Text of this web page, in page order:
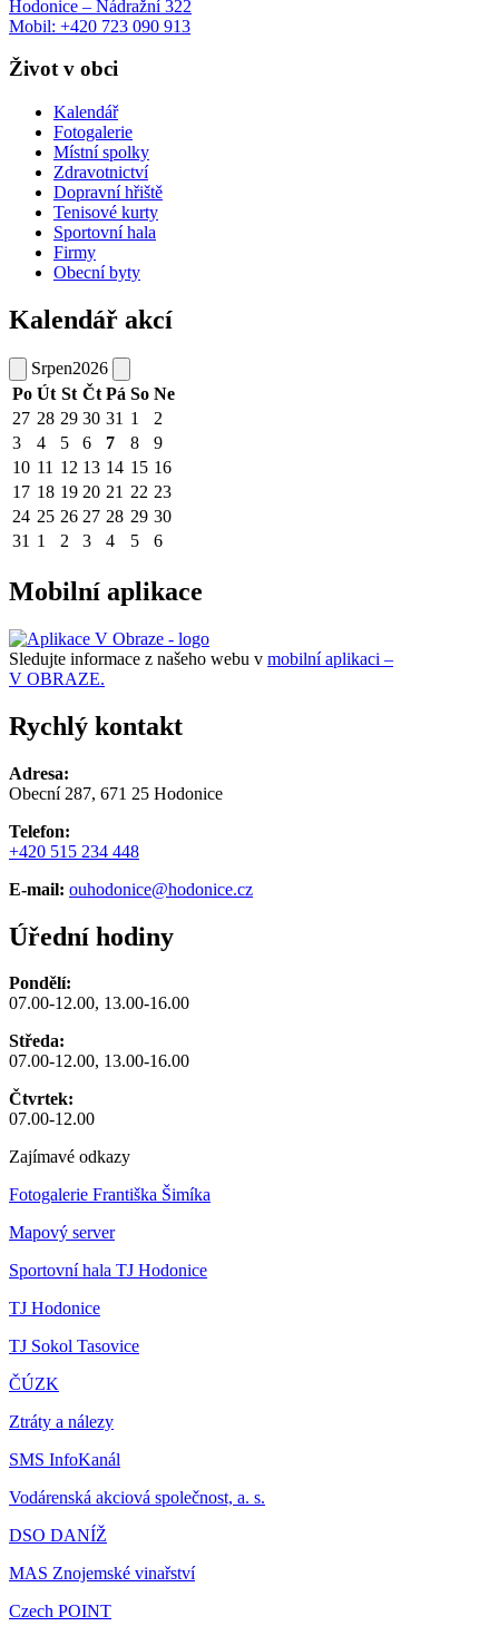
Hodonice – Nádražní 322
Mobil: +420 723 090 913
Život v obci
Kalendář
Fotogalerie
Místní spolky
Zdravotnictví
Dopravní hřiště
Tenisové kurty
Sportovní hala
Firmy
Obecní byty
Kalendář akcí
Srpen2026
Po Út St Čt Pá So Ne
27 28 29 30 31 1
2
3
4 5 6 7 8
9
10 11 12 13 14 15 16
17 18 19 20 21 22 23
24 25 26 27 28 29 30
31 1 2 3 4 5 6
Mobilní aplikace
Sledujte informace z našeho webu v mobilní aplikaci –
V OBRAZE.
Rychlý kontakt
Adresa:
Obecní 287, 671 25 Hodonice
Telefon:
+420 515 234 448
E-mail: ouhodonice@hodonice.cz
Úřední hodiny
Pondělí:
07.00-12.00, 13.00-16.00
Středa:
07.00-12.00, 13.00-16.00
Čtvrtek:
07.00-12.00
Zajímavé odkazy
Fotogalerie Františka Šimíka
Mapový server
Sportovní hala TJ Hodonice
TJ Hodonice
TJ Sokol Tasovice
ČÚZK
Ztráty a nálezy
SMS InfoKanál
Vodárenská akciová společnost, a. s.
DSO DANÍŽ
MAS Znojemské vinařství
Czech POINT